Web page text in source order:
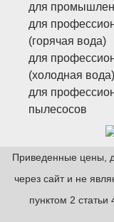
для
для
(горячая вода)
для
(холодная вода)
для
пылесосов
Приведенные цены,
через сайт и не
пунктoм 2 стaтьи